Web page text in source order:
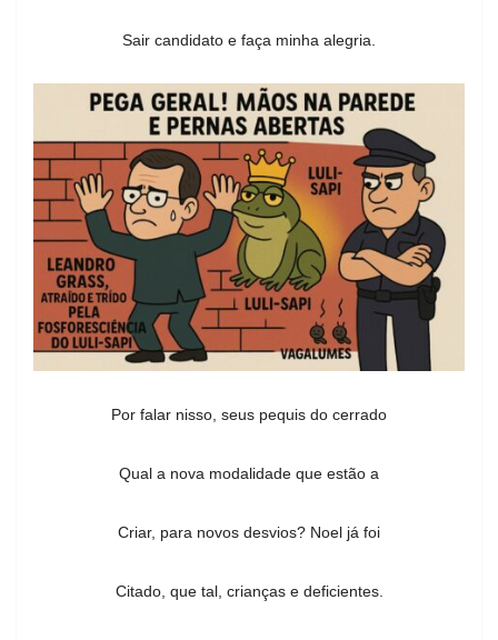
Sair candidato e faça minha alegria.
Por falar nisso, seus pequis do cerrado
Qual a nova modalidade que estão a
Criar, para novos desvios? Noel já foi
Citado, que tal, crianças e deficientes.